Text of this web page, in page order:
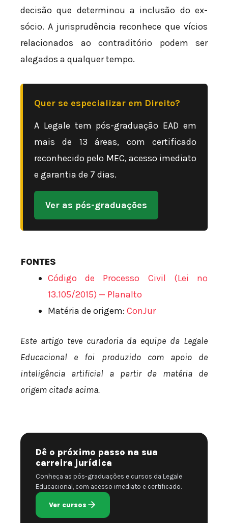
decisão que determinou a inclusão do ex-
sócio. A jurisprudência reconhece que vícios
relacionados ao contraditório podem ser
alegados a qualquer tempo.
Quer se especializar em Direito?
A Legale tem pós-graduação EAD em
mais de 13 áreas, com certificado
reconhecido pelo MEC, acesso imediato
e garantia de 7 dias.
Ver as pós-graduações
FONTES
Código de Processo Civil (Lei nº
13.105/2015) — Planalto
Matéria de origem: ConJur
Este artigo teve curadoria da equipe da Legale
Educacional e foi produzido com apoio de
inteligência artificial a partir da matéria de
origem citada acima.
Dê o próximo passo na sua
carreira jurídica
Conheça as pós-graduações e cursos da Legale
Educacional, com acesso imediato e certificado.
Ver cursos